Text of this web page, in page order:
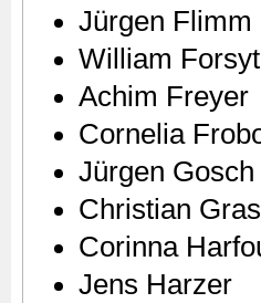
Jürgen Flimm
William
Achim Freyer
Cornelia
Jürgen
Christian
Corinna
Jens Harzer